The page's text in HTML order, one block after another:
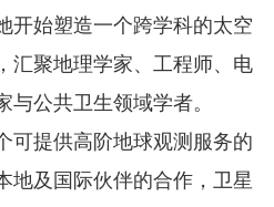
开始塑造一个跨学科的太空
汇聚地理学家、工程师、电
公共卫生领域学者。
可提供高阶地球观测服务的
地及国际伙伴的合作，卫星